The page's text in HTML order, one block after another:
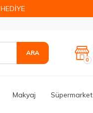
HEDİYE
ARA
0
Makyaj Süpermarket